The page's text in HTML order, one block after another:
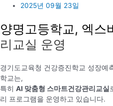
2025년 09월 23일
양명고등학교, 엑스
리교실 운영
경기도교육청 건강증진학교 성장예
학교는,
특히 AI 맞춤형 스마트건강관리교실
리 프로그램을 운영하고 있습니다.